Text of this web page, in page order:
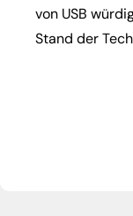
von USB
Stand der